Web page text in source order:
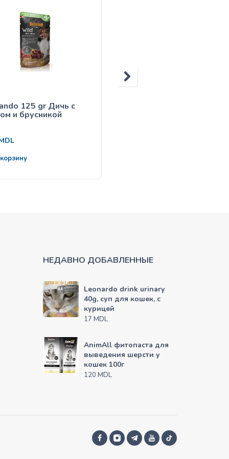
125 gr Дичь с
и брусникой
НЕДАВНО ДОБАВЛЕННЫЕ
Leonardo drink urinary
40g, суп для кошек, с
курицей
17 MDL
AnimAll фитопаста для
выведения шерсти у
кошек 100г
120 MDL